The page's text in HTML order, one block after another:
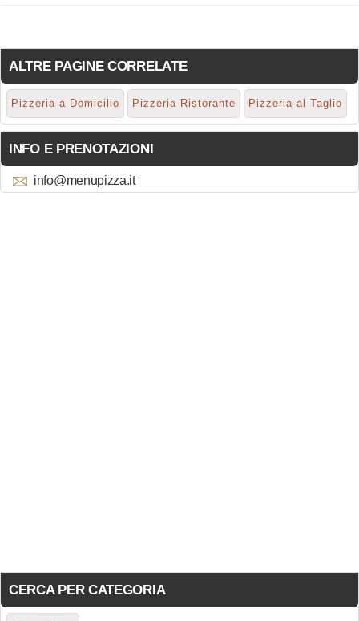
ALTRE PAGINE CORRELATE
Pizzeria a Domicilio Pizzeria Ristorante Pizzeria al Taglio
INFO E PRENOTAZIONI
info@menupizza.it
CERCA PER CATEGORIA